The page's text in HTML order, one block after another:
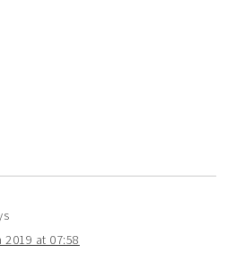
2019 at 07:58